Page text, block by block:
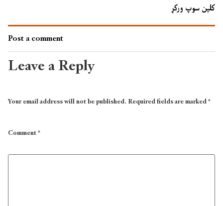
کلین سوپ ورکړ
Post a comment
Leave a Reply
Your email address will not be published.Required fields are marked*
Comment*